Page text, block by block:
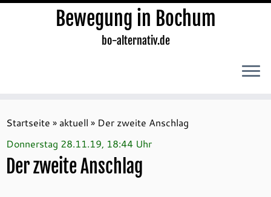
Inhalt
springen
Bewegung in Bochum
bo-alternativ.de
Startseite » aktuell » Der zweite Anschlag
Donnerstag 28.11.19, 18:44 Uhr
Der zweite Anschlag